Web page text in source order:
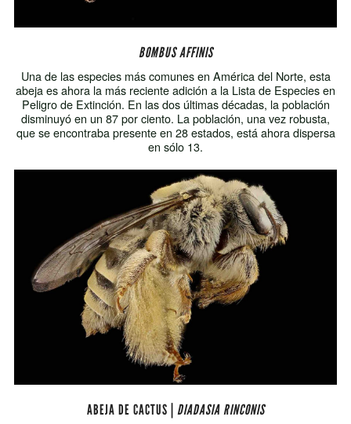
BOMBUS AFFINIS
Una de las especies más comunes en América del Norte, esta
abeja es ahora la más reciente adición a la Lista de Especies en
Peligro de Extinción. En las dos últimas décadas, la población
disminuyó en un 87 por ciento. La población, una vez robusta,
que se encontraba presente en 28 estados, está ahora dispersa
en sólo 13.
ABEJA DE CACTUS | DIADASIA RINCONIS